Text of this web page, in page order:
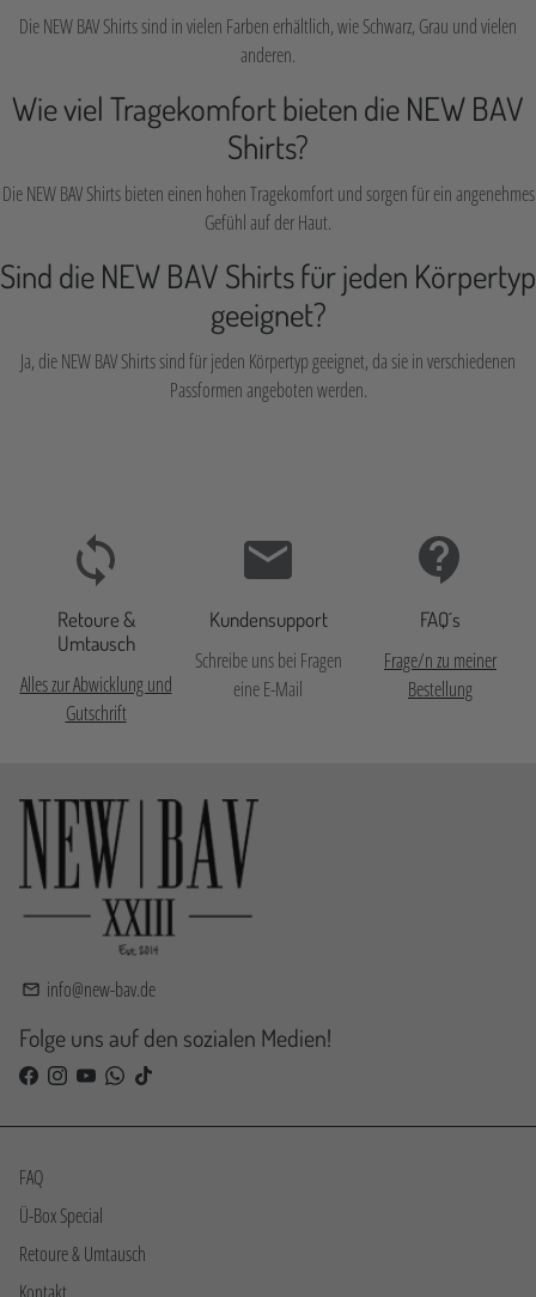
Die NEW BAV Shirts sind in vielen Farben erhältlich, wie Schwarz, Grau und vielen
anderen.
Wie viel Tragekomfort bieten die NEW BAV
Shirts?
Die NEW BAV Shirts bieten einen hohen Tragekomfort und sorgen für ein angenehmes
Gefühl auf der Haut.
Sind die NEW BAV Shirts für jeden Körpertyp
geeignet?
Ja, die NEW BAV Shirts sind für jeden Körpertyp geeignet, da sie in verschiedenen
Passformen angeboten werden.
Retoure &
Umtausch
Alles zur Abwicklung und
Gutschrift
Kundensupport
Schreibe uns bei Fragen
eine E-Mail
FAQ´s
Frage/n zu meiner
Bestellung
email info@new-bav.de
Folge uns auf den sozialen Medien!
FAQ
Ü-Box Special
Retoure & Umtausch